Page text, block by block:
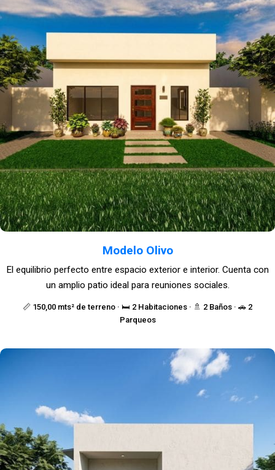
Modelo Olivo
📏 150,00 mts² de terreno · 🛏️ 2 Habitaciones · 🚿 2 Baños · 🚗 2
Parqueos
El equilibrio perfecto entre espacio exterior e interior. Cuenta con
un amplio patio ideal para reuniones sociales.